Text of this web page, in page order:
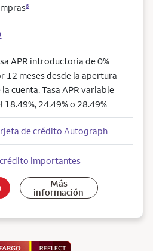
6
APR introductoria de 0%
12 meses desde la apertura
la cuenta. Tasa APR variable
18.49%, 24.49% o 28.49%
de crédito Autograph
importantes
Más
información